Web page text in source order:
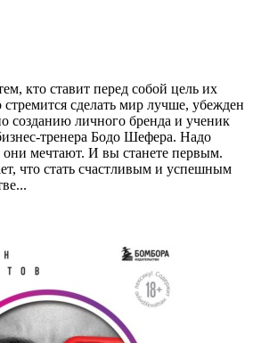
кто ставит перед собой цель их
стремится сделать мир лучше, убежден
созданию личного бренда и ученик
тренера Бодо Шефера. Надо
они мечтают. И вы станете первым.
что стать счастливым и успешным